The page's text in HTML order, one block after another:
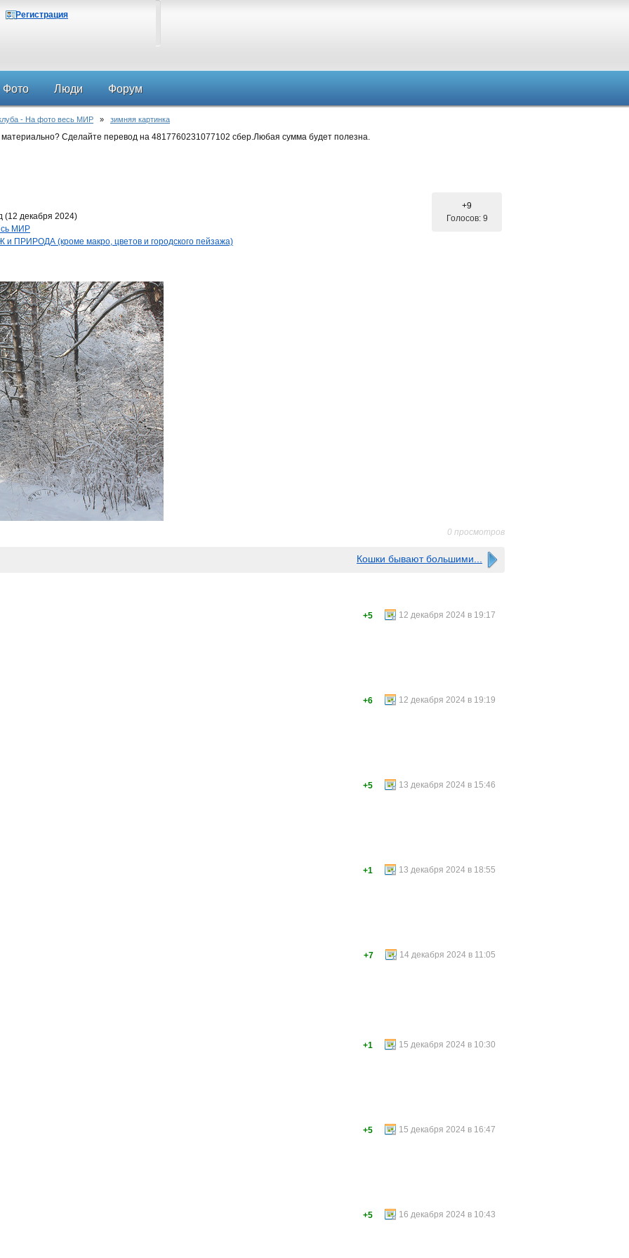
Регистрация
Фото Люди Форум
- На фото весь МИР » зимняя картинка
Сделайте перевод на 4817760231077102 сбер.Любая сумма будет полезна.
(12 декабря 2024)
МИР
(кроме макро, цветов и городского пейзажа)
+9
Голосов: 9
0 просмотров
Кошки бывают большими...
12 декабря 2024 в 19:17
+5
12 декабря 2024 в 19:19
+6
13 декабря 2024 в 15:46
+5
13 декабря 2024 в 18:55
+1
14 декабря 2024 в 11:05
+7
15 декабря 2024 в 10:30
+1
15 декабря 2024 в 16:47
+5
16 декабря 2024 в 10:43
+5